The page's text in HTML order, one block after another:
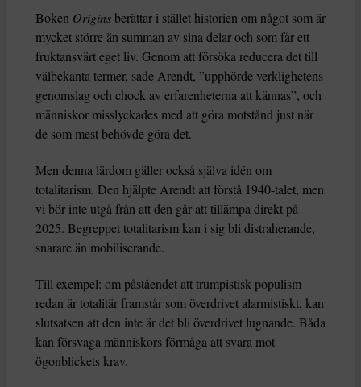
Boken Originsberättar i stället historien om något som är
mycket större än summan av sina delar och som får ett
fruktansvärt eget liv. Genom att försöka reducera det till
välbekanta termer, sade Arendt, ”upphörde verklighetens
genomslag och chock av erfarenheterna att kännas”, och
människor misslyckades med att göra motstånd just när
de som mest behövde göra det.
Men denna lärdom gäller också själva idén om
totalitarism. Den hjälpte Arendt att förstå 1940-talet, men
vi bör inte utgå från att den går att tillämpa direkt på
2025. Begreppet totalitarism kan i sig bli distraherande,
snarare än mobiliserande.
Till exempel: om påståendet att trumpistisk populism
redan är totalitär framstår som överdrivet alarmistiskt, kan
slutsatsen att den inte är det bli överdrivet lugnande. Båda
kan försvaga människors förmåga att svara mot
ögonblickets krav.